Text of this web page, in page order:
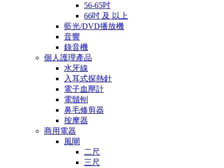
56-65吋
66吋 及 以上
藍光/DVD播放機
音響
錄音機
個人護理產品
水牙線
入耳式探熱針
電子血壓計
電鬚刨
鼻毛修剪器
按摩器
商用電器
風閘
二尺
三尺